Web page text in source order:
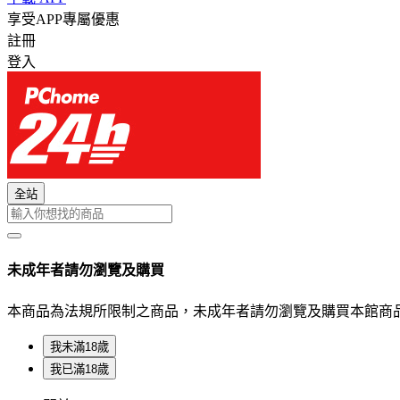
享受APP專屬優惠
註冊
登入
全站
未成年者請勿瀏覽及購買
本商品為法規所限制之商品，未成年者請勿瀏覽及購買本館商
我未滿18歲
我已滿18歲